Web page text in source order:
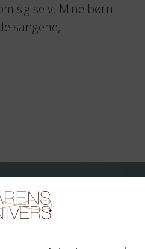
sig selv. Mine børn
sangene,
fantastiske
TIL DET DEJLIGSTE